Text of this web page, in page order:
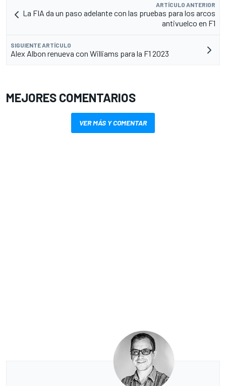
ARTÍCULO ANTERIOR
La FIA da un paso adelante con las pruebas para los arcos
antivuelco en F1
SIGUIENTE ARTÍCULO
Alex Albon renueva con Williams para la F1 2023
MEJORES COMENTARIOS
VER MÁS Y COMENTAR